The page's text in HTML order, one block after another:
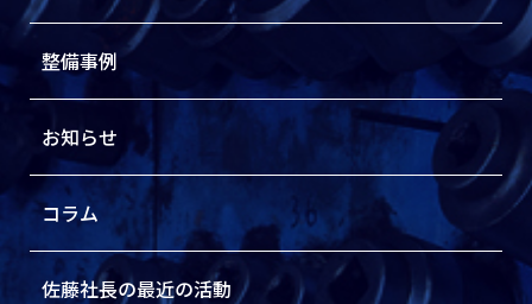
整備事例
お知らせ
コラム
佐藤社長の最近の活動